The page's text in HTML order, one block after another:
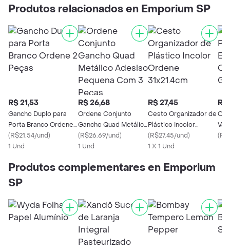
Produtos relacionados en Emporium SP
R$ 21,53
Gancho Duplo para
Porta Branco Ordene
2 Peças
(R$21.54/und)
1 Und
R$ 26,68
Ordene Conjunto
Gancho Quad Metálico
Adesiso Pequena
Com 3 Peças
(R$26.69/und)
1 Und
R$ 27,45
Cesto Organizador de
Plástico Incolor
Ordene 31x21.4cm
(R$27.45/und)
1 X 1 Und
R$
(
Produtos complementares en Emporium
SP